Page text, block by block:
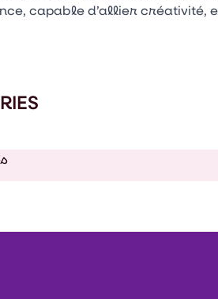
capable d’allier créativité,